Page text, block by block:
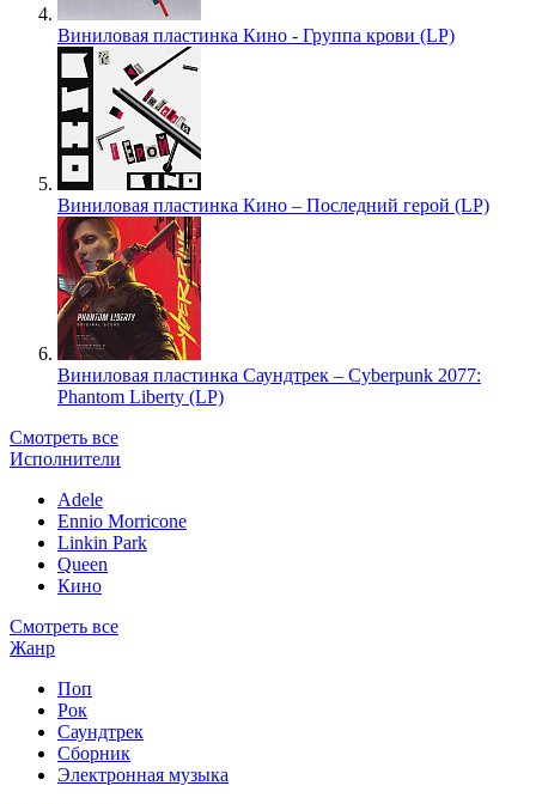
Виниловая пластинка Кино - Группа крови (LP)
Виниловая пластинка Кино – Последний герой (LP)
Виниловая пластинка Саундтрек – Cyberpunk 2077:
Phantom Liberty (LP)
Смотреть все
Исполнители
Adele
Ennio Morricone
Linkin Park
Queen
Кино
Смотреть все
Жанр
Поп
Рок
Саундтрек
Сборник
Электронная музыка